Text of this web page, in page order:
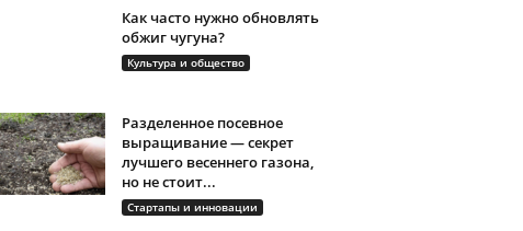
Как часто нужно обновлять
обжиг чугуна?
Культура и общество
Разделенное посевное
выращивание — секрет
лучшего весеннего газона,
но не стоит...
Стартапы и инновации